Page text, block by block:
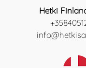
Hetki